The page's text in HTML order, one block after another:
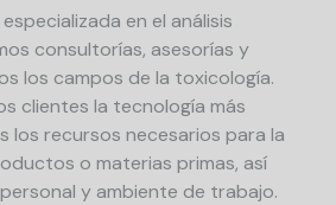
en el análisis
consultorías, asesorías y
los campos de la toxicología.
clientes la tecnología más
los recursos necesarios para la
o materias primas, así
y ambiente de trabajo.